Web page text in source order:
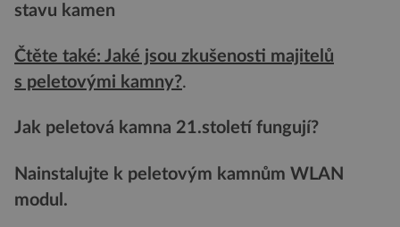
stavu kamen
Čtěte také: Jaké jsou zkušenosti majitelů
s peletovými kamny?.
Jak peletová kamna 21.století fungují?
Nainstalujte k peletovým kamnům WLAN
modul.